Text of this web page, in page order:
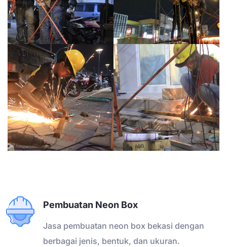
Jasa Pembuatan Neon Box Bekasi
Pembuatan Neon Box
Jasa pembuatan neon box bekasi dengan
berbagai jenis, bentuk, dan ukuran.